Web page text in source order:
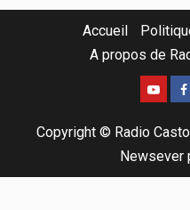
Accueil
A propos de
Copyright © Radio
Newsever